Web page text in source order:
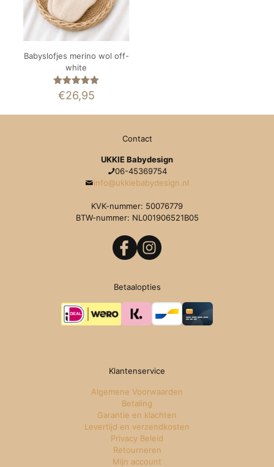
Babyslofjes merino wol off-
white
Gewaardeerd
5.00
€26,95
Contact
UKKIE Babydesign
06-45369754
info@ukkiebabydesign.nl
KVK-nummer: 50076779
BTW-nummer: NL001906521B05
Betaalopties
Klantenservice
Algemene Voorwaarden
Betaling
Garantie en klachten
Levertijd en verzendkosten
Privacy Beleid
Retourneren
Mijn account